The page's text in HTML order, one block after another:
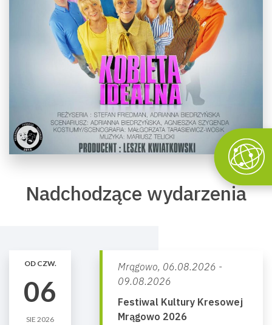
Nadchodzące wydarzenia
OD CZW.
06
SIE 2026
Mrągowo, 06.08.2026 -
09.08.2026
Festiwal Kultury Kresowej
Mrągowo 2026